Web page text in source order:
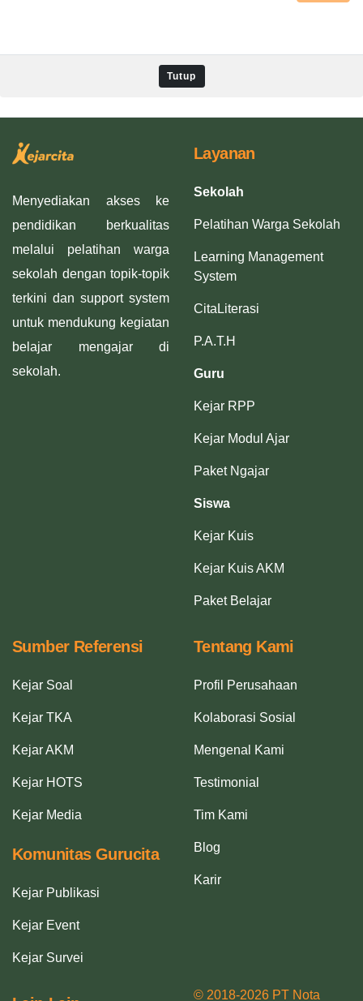
Tutup
Menyediakan akses ke
pendidikan berkualitas
melalui pelatihan warga
sekolah dengan topik-topik
terkini dan support system
untuk mendukung kegiatan
belajar mengajar di
sekolah.
Layanan
Sekolah
Pelatihan Warga Sekolah
Learning Management
System
CitaLiterasi
P.A.T.H
Guru
Kejar RPP
Kejar Modul Ajar
Paket Ngajar
Siswa
Kejar Kuis
Kejar Kuis AKM
Paket Belajar
Sumber Referensi
Kejar Soal
Kejar TKA
Kejar AKM
Kejar HOTS
Kejar Media
Komunitas Gurucita
Kejar Publikasi
Kejar Event
Kejar Survei
Tentang Kami
Profil Perusahaan
Kolaborasi Sosial
Mengenal Kami
Testimonial
Tim Kami
Blog
Karir
© 2018-2026 PT Nota